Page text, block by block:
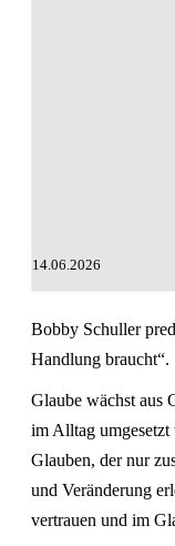
14.06.2026
Bobby Schuller
Handlung braucht“.
Glaube wächst aus
im Alltag
Glauben, der nur
und Veränderung
vertrauen und im